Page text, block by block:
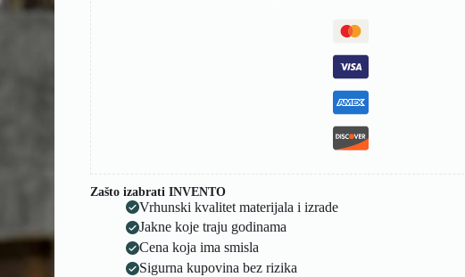
Zašto izabrati INVENTO
Vrhunski kvalitet materijala i izrade
Jakne koje traju godinama
Cena koja ima smisla
Sigurna kupovina bez rizika